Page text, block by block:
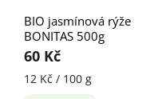
BIO jasmínová rýže
BONITAS 500g
60 Kč
12 Kč / 100 g